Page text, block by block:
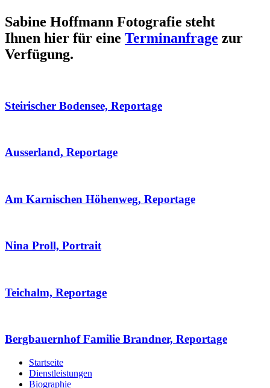
Sabine Hoffmann Fotografie steht
Ihnen hier für eine Terminanfrage zur
Verfügung.
Steirischer Bodensee, Reportage
Ausserland, Reportage
Am Karnischen Höhenweg, Reportage
Nina Proll, Portrait
Teichalm, Reportage
Bergbauernhof Familie Brandner, Reportage
Startseite
Dienstleistungen
Biographie